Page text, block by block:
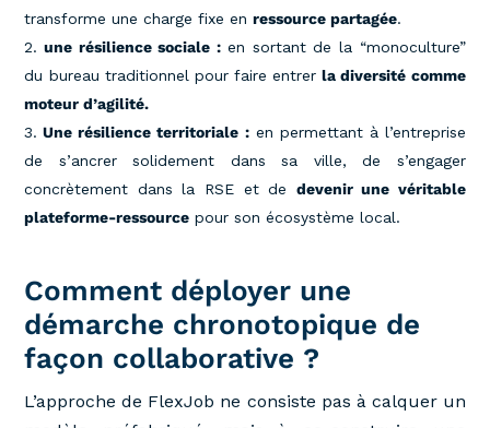
transforme une charge fixe enressource partagée.
une résilience sociale :en sortant de la “monoculture”
du bureau traditionnel pour faire entrerla diversité comme
moteur d’agilité.
Une résilience territoriale :en permettant à l’entreprise
de s’ancrer solidement dans sa ville, de s’engager
concrètement dans la RSE et de devenir une véritable
plateforme-ressource pour son écosystème local.
Comment déployer une
démarche chronotopique de
façon collaborative ?
L’approche de FlexJob ne consiste pas à calquer un